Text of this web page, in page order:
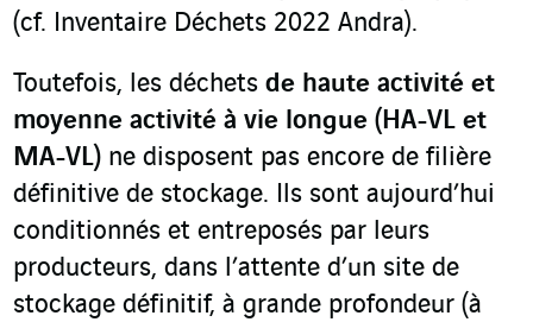
(cf. Inventaire Déchets 2022 Andra).
Toutefois, les déchets de haute activité et
moyenne activité à vie longue (HA-VL et
MA-VL) ne disposent pas encore de filière
définitive de stockage. Ils sont aujourd’hui
conditionnés et entreposés par leurs
producteurs, dans l’attente d’un site de
stockage définitif, à grande profondeur (à